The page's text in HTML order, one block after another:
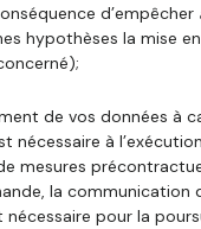
d’empêcher
hypothèses la mise
de vos données à
nécessaire à
mesures
la communication
nécessaire pour la